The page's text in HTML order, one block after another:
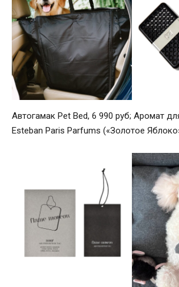
Автогамак Pet Bed, 6 990 руб; Аромат
Esteban Paris Parfums («Золотое